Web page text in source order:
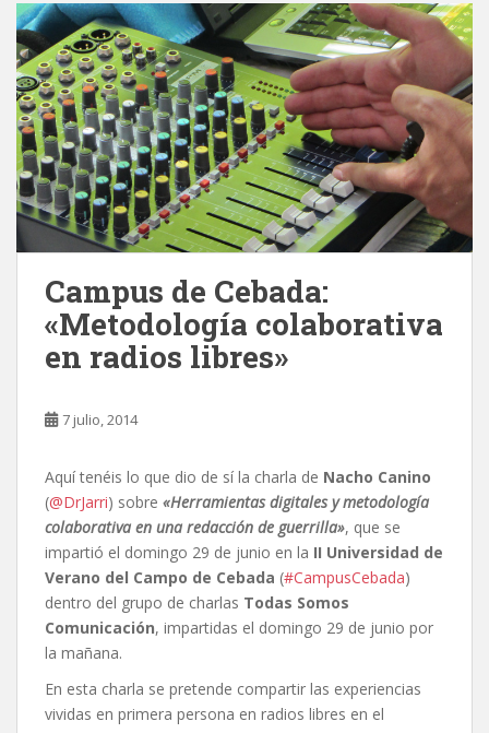
Campus de Cebada:
«Metodología colaborativa
en radios libres»
7 julio, 2014
Aquí tenéis lo que dio de sí la charla de Nacho Canino
(@DrJarri) sobre «Herramientas digitales y metodología
colaborativa en una redacción de guerrilla», que se
impartió el domingo 29 de junio en la II Universidad de
Verano del Campo de Cebada (#CampusCebada)
dentro del grupo de charlas Todas Somos
Comunicación, impartidas el domingo 29 de junio por
la mañana.
En esta charla se pretende compartir las experiencias
vividas en primera persona en radios libres en el